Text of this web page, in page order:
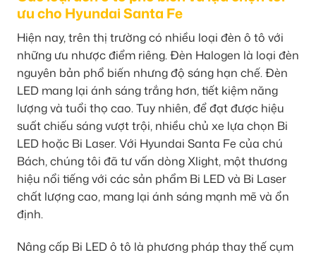
ưu cho Hyundai Santa Fe
Hiện nay, trên thị trường có nhiều loại đèn ô tô với
những ưu nhược điểm riêng. Đèn Halogen là loại đèn
nguyên bản phổ biến nhưng độ sáng hạn chế. Đèn
LED mang lại ánh sáng trắng hơn, tiết kiệm năng
lượng và tuổi thọ cao. Tuy nhiên, để đạt được hiệu
suất chiếu sáng vượt trội, nhiều chủ xe lựa chọn Bi
LED hoặc Bi Laser. Với Hyundai Santa Fe của chú
Bách, chúng tôi đã tư vấn dòng Xlight, một thương
hiệu nổi tiếng với các sản phẩm Bi LED và Bi Laser
chất lượng cao, mang lại ánh sáng mạnh mẽ và ổn
định.
Nâng cấp Bi LED ô tô là phương pháp thay thế cụm